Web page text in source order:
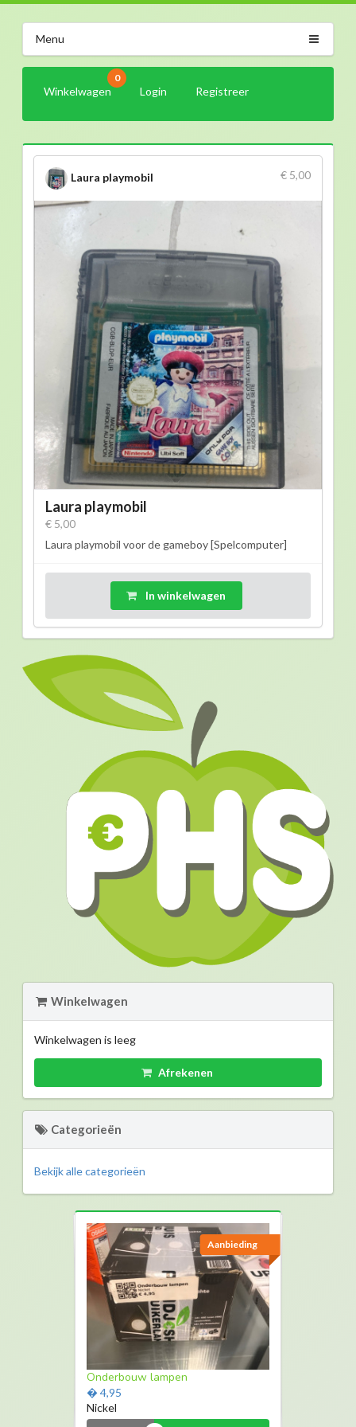
Menu
Winkelwagen
0
Login Registreer
€ 5,00
Laura playmobil
Laura playmobil
€ 5,00
Laura playmobil voor de gameboy [Spelcomputer]
In winkelwagen
Winkelwagen
Winkelwagen is leeg
Afrekenen
Categorieën
Bekijk alle categorieën
Aanbieding
Makita
� 124,99
Klopboor machine
Aanbieding
Onderbouw lampen
� 4,95
Nickel